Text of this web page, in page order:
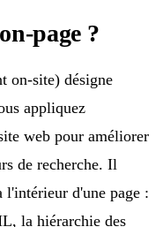
page ?
on-site) désigne
appliquez
web pour améliorer
de recherche. Il
l'intérieur d'une page :
la hiérarchie des